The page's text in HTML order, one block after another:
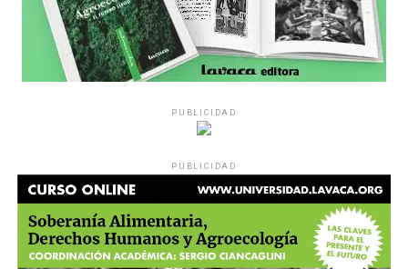
PUBLICIDAD
PUBLICIDAD